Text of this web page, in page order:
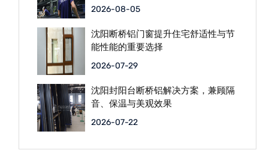
2026-08-05
沈阳断桥铝门窗提升住宅舒适性与节
能性能的重要选择
2026-07-29
沈阳封阳台断桥铝解决方案，兼顾隔
音、保温与美观效果
2026-07-22